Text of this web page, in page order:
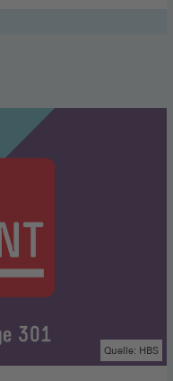
Quelle: HBS